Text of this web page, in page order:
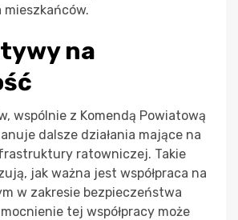
na
wspólnie z Komendą Powiatową
dalsze działania mające na
ratowniczej. Takie
jak ważna jest współpraca na
w zakresie bezpieczeństwa
tej współpracy może